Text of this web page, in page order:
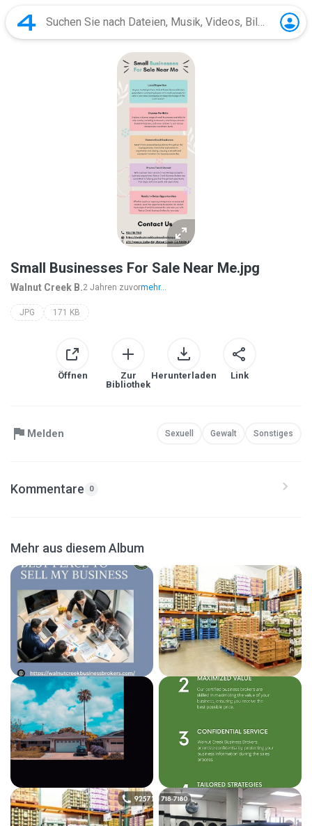
Small Businesses For Sale Near Me.jpg
Walnut Creek B.2 Jahren zuvormehr...
JPG 171 KB
Öffnen
Zur
Bibliothek
Herunterladen Link
Melden Sexuell Gewalt Sonstiges
Kommentare 0
Mehr aus diesem Album